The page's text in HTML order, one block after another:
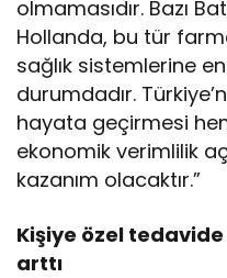
olmamasıdır. Bazı
Hollanda, bu tür
sağlık sistemlerine
durumdadır.
hayata geçirmesi
ekonomik verimlilik
kazanım olacaktır.”
Kişiye özel
arttı